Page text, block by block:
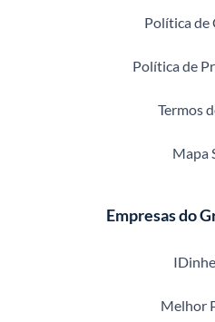
Política de
Política de
Termos
Mapa
Empresas do
Melhor